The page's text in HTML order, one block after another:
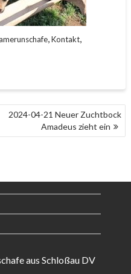
,Kontakt,
2024-04-21 Neuer Zuchtbock
Amadeus zieht ein
aus Schloßau DV